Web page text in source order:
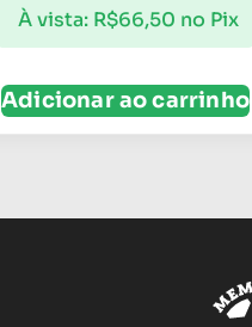
À vista: R$66,50 no Pix
Adicionar ao carrinho